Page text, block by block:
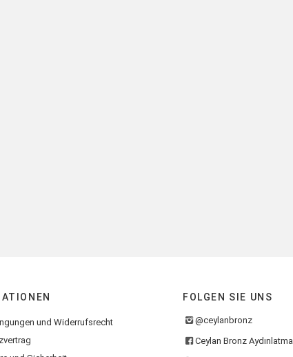
und Widerrufsrecht
FOLGEN SIE UNS
@ceylanbronz
Ceylan Bronz Aydınlatma